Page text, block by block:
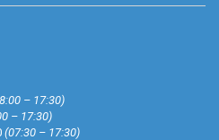
– 17:30)
– 17:30)
(07:30 – 17:30)